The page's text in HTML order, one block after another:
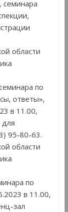
семинара
области
по
ответы»,
в 11.00,
95-80-63.
области
по
в 11.00,
зал